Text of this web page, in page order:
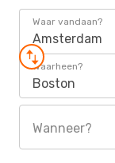
Waar vandaan?
Amsterdam
Waarheen?
Boston
Wanneer?